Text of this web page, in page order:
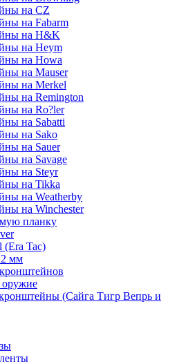
на CZ
на Fabarm
на H&K
на Heym
на Howa
на Mauser
на Merkel
на Remington
на Ro?ler
на Sabatti
на Sako
на Sauer
на Savage
на Steyr
на Tikka
на Weatherby
на Winchester
планку
(Era Tac)
мм
оружие
(Сайга Тигр Вепрь и